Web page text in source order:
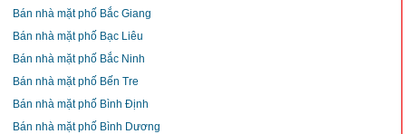
Bán nhà mặt phố Bắc Giang
Bán nhà mặt phố Bạc Liêu
Bán nhà mặt phố Bắc Ninh
Bán nhà mặt phố Bến Tre
Bán nhà mặt phố Bình Định
Bán nhà mặt phố Bình Dương